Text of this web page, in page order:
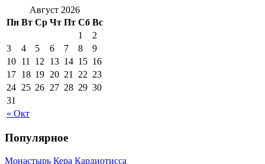
Август 2026
Пн Вт Ср Чт Пт Сб Вс
« Окт
1
2
3
4 5 6 7 8
9
10 11 12 13 14 15 16
17 18 19 20 21 22 23
24 25 26 27 28 29 30
31
Популярное
Монастырь Кера Кардиотисса